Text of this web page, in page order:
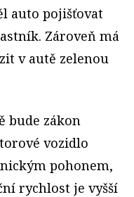
auto pojišťovat
Zároveň má
v autě zelenou
bude zákon
vozidlo
pohonem,
rychlost je vyšší